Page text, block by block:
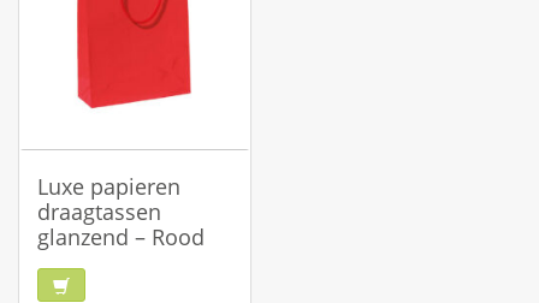
Luxe papieren
draagtassen
glanzend – Rood